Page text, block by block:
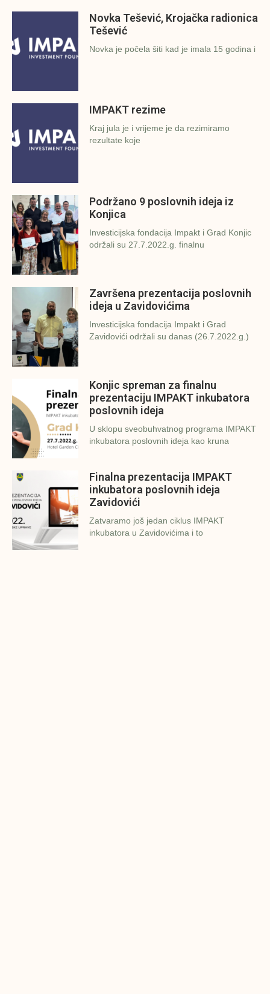
Novka Tešević, Krojačka radionica
Tešević
Novka je počela šiti kad je imala 15 godina i
IMPAKT rezime
Kraj jula je i vrijeme je da rezimiramo
rezultate koje
Podržano 9 poslovnih ideja iz
Konjica
Investicijska fondacija Impakt i Grad Konjic
održali su 27.7.2022.g. finalnu
Završena prezentacija poslovnih
ideja u Zavidovićima
Investicijska fondacija Impakt i Grad
Zavidovići održali su danas (26.7.2022.g.)
Konjic spreman za finalnu
prezentaciju IMPAKT inkubatora
poslovnih ideja
U sklopu sveobuhvatnog programa IMPAKT
inkubatora poslovnih ideja kao kruna
Finalna prezentacija IMPAKT
inkubatora poslovnih ideja
Zavidovići
Zatvaramo još jedan ciklus IMPAKT
inkubatora u Zavidovićima i to